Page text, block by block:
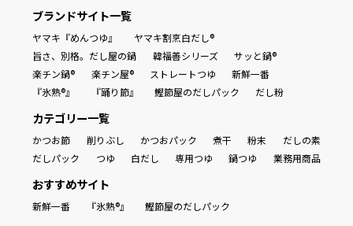
ブランドサイト一覧
ヤマキ『めんつゆ』
ヤマキ割烹白だし®
旨さ、別格。だし屋の鍋
韓福善シリーズ
サッと鍋®
楽チン鍋®
楽チン屋® ストレートつゆ
新鮮一番
『氷熟®』
『踊り節』 鰹節屋のだしパック だし粉
カテゴリー一覧
かつお節 削りぶし かつおパック 煮干 粉末
だしの素
だしパック
つゆ 白だし 専用つゆ 鍋つゆ 業務用商品
おすすめサイト
新鮮一番 『氷熟®』 鰹節屋のだしパック